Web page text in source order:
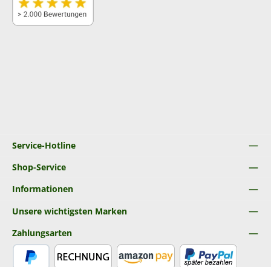
Service-Hotline
Shop-Service
Informationen
Unsere wichtigsten Marken
Zahlungsarten